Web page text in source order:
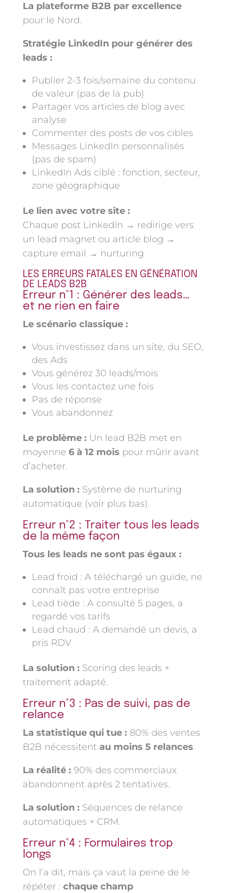
La plateforme B2B par excellence
pour le Nord.
Stratégie LinkedIn pour générer des
leads :
Publier 2-3 fois/semaine du contenu
de valeur (pas de la pub)
Partager vos articles de blog avec
analyse
Commenter des posts de vos cibles
Messages LinkedIn personnalisés
(pas de spam)
LinkedIn Ads ciblé : fonction, secteur,
zone géographique
Le lien avec votre site :
Chaque post LinkedIn → redirige vers
un lead magnet ou article blog →
capture email → nurturing
LES ERREURS FATALES EN GÉNÉRATION
DE LEADS B2B
Erreur n°1 : Générer des leads…
et ne rien en faire
Le scénario classique :
Vous investissez dans un site, du SEO,
des Ads
Vous générez 30 leads/mois
Vous les contactez une fois
Pas de réponse
Vous abandonnez
Le problème : Un lead B2B met en
moyenne 6 à 12 mois pour mûrir avant
d’acheter.
La solution : Système de nurturing
automatique (voir plus bas).
Erreur n°2 : Traiter tous les leads
de la même façon
Tous les leads ne sont pas égaux :
Lead froid : A téléchargé un guide, ne
connaît pas votre entreprise
Lead tiède : A consulté 5 pages, a
regardé vos tarifs
Lead chaud : A demandé un devis, a
pris RDV
La solution : Scoring des leads +
traitement adapté.
Erreur n°3 : Pas de suivi, pas de
relance
La statistique qui tue : 80% des ventes
B2B nécessitent au moins 5 relances.
La réalité : 90% des commerciaux
abandonnent après 2 tentatives.
La solution : Séquences de relance
automatiques + CRM.
Erreur n°4 : Formulaires trop
longs
On l’a dit, mais ça vaut la peine de le
répéter : chaque champ